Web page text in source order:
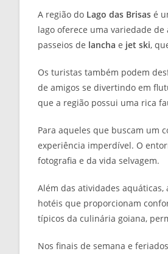
A região do Lago das Brisas é
lago oferece uma variedade
passeios de lancha e jet ski,
Os turistas também podem
de amigos se divertindo em
que a região possui uma rica
Para aqueles que buscam um
experiência imperdível. O
fotografia e da vida selvagem.
Além das atividades
hotéis que proporcionam
típicos da culinária goiana,
Nos finais de semana e